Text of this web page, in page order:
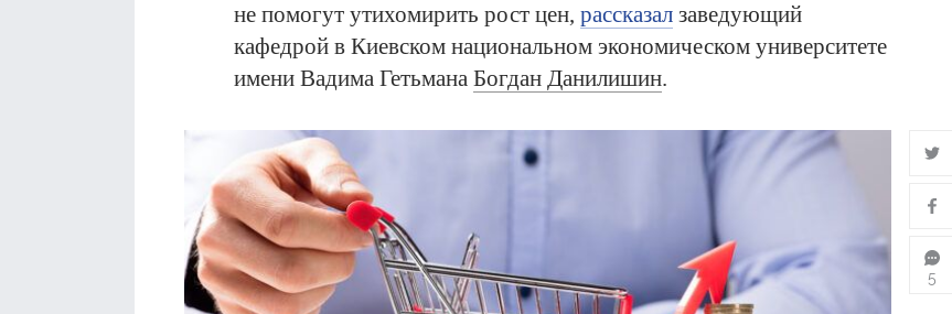
не помогут утихомирить рост цен, рассказал заведующий
кафедрой в Киевском национальном экономическом университете
имени Вадима Гетьмана Богдан Данилишин.
5